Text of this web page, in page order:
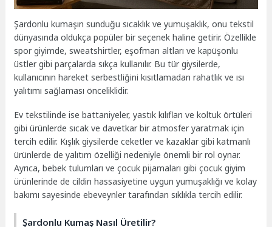
Şardonlu kumaşın sunduğu sıcaklık ve yumuşaklık, onu tekstil
dünyasında oldukça popüler bir seçenek haline getirir. Özellikle
spor giyimde, sweatshirtler, eşofman altları ve kapüşonlu
üstler gibi parçalarda sıkça kullanılır. Bu tür giysilerde,
kullanıcının hareket serbestliğini kısıtlamadan rahatlık ve ısı
yalıtımı sağlaması önceliklidir.
Ev tekstilinde ise battaniyeler, yastık kılıfları ve koltuk örtüleri
gibi ürünlerde sıcak ve davetkar bir atmosfer yaratmak için
tercih edilir. Kışlık giysilerde ceketler ve kazaklar gibi katmanlı
ürünlerde de yalıtım özelliği nedeniyle önemli bir rol oynar.
Ayrıca, bebek tulumları ve çocuk pijamaları gibi çocuk giyim
ürünlerinde de cildin hassasiyetine uygun yumuşaklığı ve kolay
bakımı sayesinde ebeveynler tarafından sıklıkla tercih edilir.
Şardonlu Kumaş Nasıl Üretilir?